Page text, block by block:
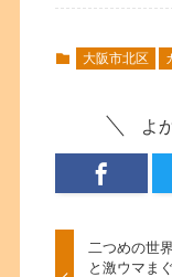
大阪市北区
よ
二つめの世
と激ウマま